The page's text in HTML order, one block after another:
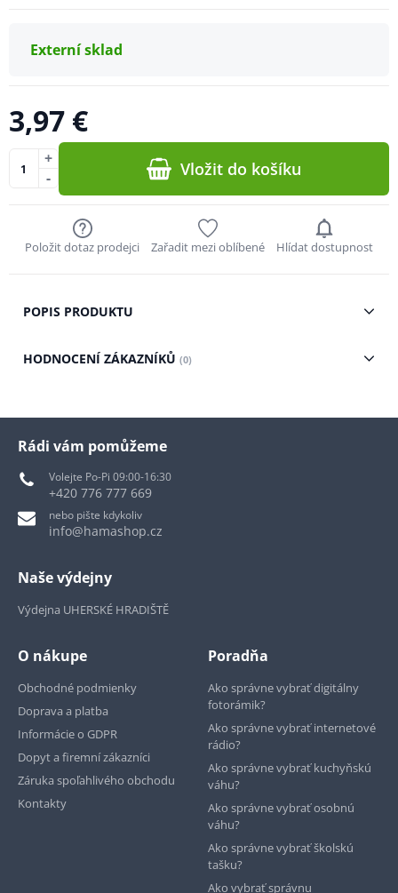
Externí sklad
3,97 €
-
+ Vložit do košíku
Položit dotaz prodejci Zařadit mezi oblíbené Hlídat dostupnost
POPIS PRODUKTU
HODNOCENÍ ZÁKAZNÍKŮ (0)
Rádi vám pomůžeme
Volejte Po-Pi 09:00-16:30
+420 776 777 669
nebo pište kdykoliv
info@hamashop.cz
Naše výdejny
Výdejna UHERSKÉ HRADIŠTĚ
O nákupe
Obchodné podmienky
Doprava a platba
Informácie o GDPR
Dopyt a firemní zákazníci
Záruka spoľahlivého obchodu
Kontakty
Poradňa
Ako správne vybrať digitálny
fotorámik?
Ako správne vybrať internetové
rádio?
Ako správne vybrať kuchyňskú
váhu?
Ako správne vybrať osobnú
váhu?
Ako správne vybrať školskú
tašku?
Ako vybrať správnu